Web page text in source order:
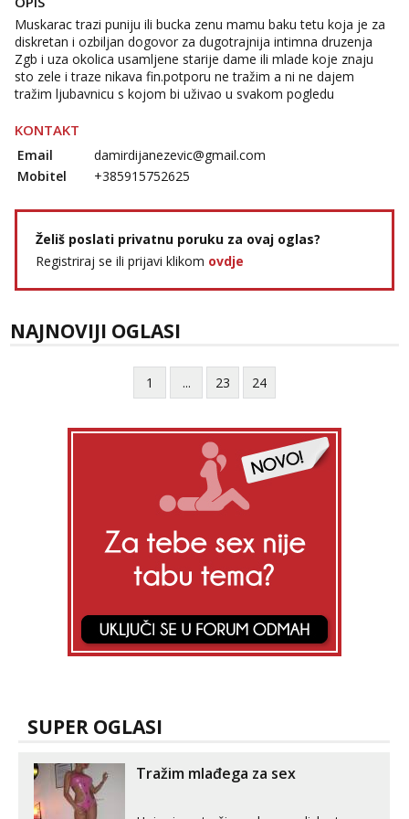
Razgovaram :)
064/677-677
- Kod: #74
tel:0,93€ - mob:1,12€ min
Obavijesti me kada se oslobodi
Tel: 064/677-677- Kod: #128
tel:0,93€ - mob:1,12€ min
Čekam tvoj poziv!
064/677-677
tel:0,93€ - mob:1,12€ min
Mira
Razgovaram :)
064/677-677- Kod: #72
tel:0,93€ - mob:1,12€ min
Obavijesti me kada se oslobodi
Muskarac trazi puniju ili bucka zenu mamu baku tetu koja je za
diskretan i ozbiljan dogovor za dugotrajnija intimna druzenja
Zgb i uza okolica usamljene starije dame ili mlade koje znaju
sto zele i traze nikava fin.potporu ne tražim a ni ne dajem
tražim ljubavnicu s kojom bi uživao u svakom pogledu
KONTAKT
Email
damirdijanezevic@gmail.com
Mobitel
+385915752625
Želiš poslati privatnu poruku za ovaj oglas?
Registriraj se ili prijavi klikom ovdje
NAJNOVIJI OGLASI
1 ... 23 24
SUPER OGLASI
Tražim mlađega za sex